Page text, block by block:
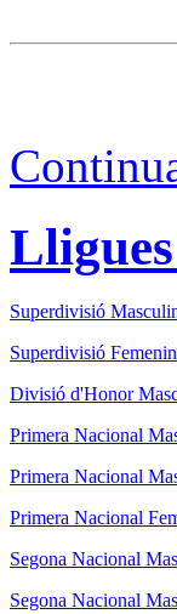
Superdivisió
Superdivisió
Divisió d'Honor
Primera Nacional
Primera Nacional
Primera Nacional
Segona Nacional
Segona Nacional